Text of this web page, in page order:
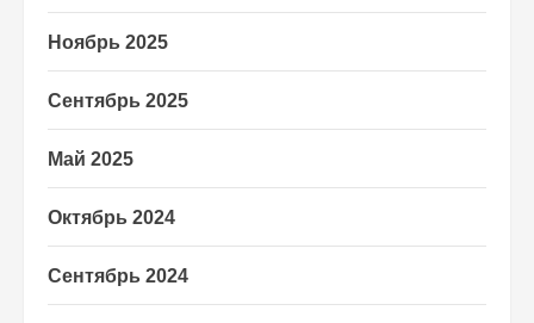
Ноябрь 2025
Сентябрь 2025
Май 2025
Октябрь 2024
Сентябрь 2024